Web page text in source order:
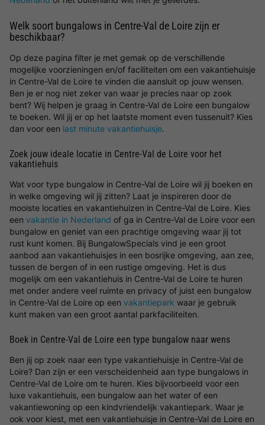
Welk soort bungalows in Centre-Val de Loire zijn er
beschikbaar?
Op deze pagina filter je met gemak op de verschillende
mogelijke voorzieningen en/of faciliteiten om een vakantiehuisje
in Centre-Val de Loire te vinden die aansluit op jouw wensen.
Ben je er nog niet zeker van waar je precies naar op zoek
bent? Wij helpen je graag in Centre-Val de Loire een bungalow
te boeken. Wil jij er op het laatste moment even tussenuit? Kies
dan voor een last minute vakantiehuisje.
Zoek jouw ideale locatie in Centre-Val de Loire voor het
vakantiehuis
Wat voor type bungalow in Centre-Val de Loire wil jij boeken en
in welke omgeving wil jij zitten? Laat je inspireren door de
mooiste locaties en vakantiehuizen in Centre-Val de Loire. Kies
een vakantie in Nederland of ga in Centre-Val de Loire voor een
bungalow en geniet van een prachtige omgeving waar jij tot
rust kunt komen. Bij BungalowSpecials vind je een groot
aanbod aan vakantiehuisjes in een bosrijke omgeving, aan zee,
tussen de bergen of in een rustige omgeving. Het is dus
mogelijk om een vakantiehuis in Centre-Val de Loire te huren
met onder andere veel ruimte en privacy of juist een bungalow
in Centre-Val de Loire op een vakantiepark waar je gebruik
kunt maken van een groot aantal parkfaciliteiten.
Boek in Centre-Val de Loire een type bungalow naar wens
Ben jij op zoek naar een type vakantiehuisje in Centre-Val de
Loire? Dan zijn er een verscheidenheid aan type bungalows in
Centre-Val de Loire om te huren. Kies bijvoorbeeld voor een
luxe vakantiehuis, een bungalow aan het water of een
vakantiewoning op een kindvriendelijk vakantiepark. Waar je
ook voor kiest, met een vakantiehuisje in Centre-Val de Loire en